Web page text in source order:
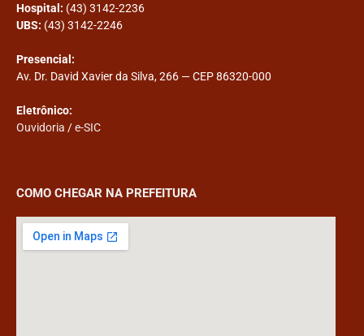
Hospital: (43) 3142-2236
UBS: (43) 3142-2246
Presencial:
Av. Dr. David Xavier da Silva, 266 — CEP 86320-000
Eletrônico:
Ouvidoria /e-SIC
COMO CHEGAR NA PREFEITURA